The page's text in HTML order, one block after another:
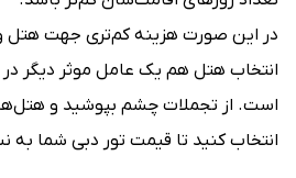
در این صورت هزینه کم‌تری جهت هتل
انتخاب هتل هم یک عامل موثر دیگر
است. از تجملات چشم بپوشید و
انتخاب کنید تا قیمت تور دبی شما به